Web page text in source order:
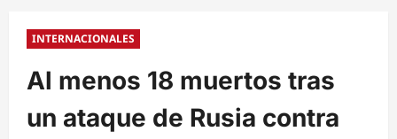
INTERNACIONALES
Al menos 18 muertos tras
un ataque de Rusia contra